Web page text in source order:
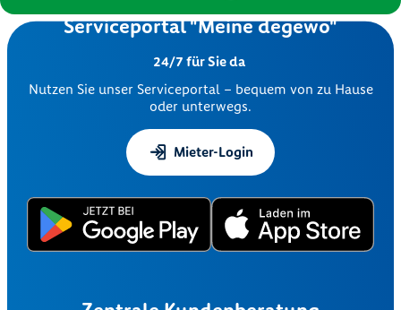
Serviceportal "Meine degewo"
24/7 für Sie da
Nutzen Sie unser Serviceportal – bequem von zu Hause
oder unterwegs.
Mieter-Login